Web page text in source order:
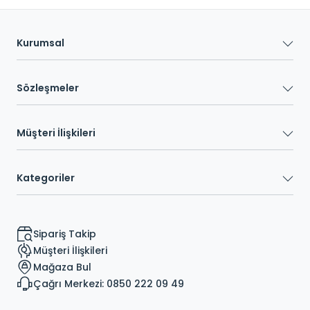
Kurumsal
Sözleşmeler
Müşteri İlişkileri
Kategoriler
Sipariş Takip
Müşteri İlişkileri
Mağaza Bul
Çağrı Merkezi: 0850 222 09 49